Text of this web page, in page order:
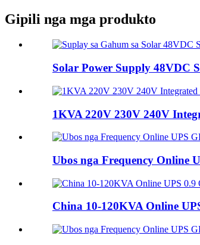
Gipili nga mga produkto
Solar Power Supply 48VDC
1KVA 220V 230V 240V
Ubos nga Frequency Online
China 10-120KVA Online